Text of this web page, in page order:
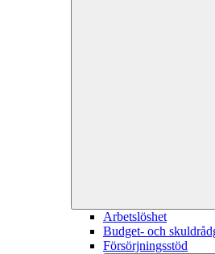
Arbetslöshet
Budget- och
Försörjningsstöd